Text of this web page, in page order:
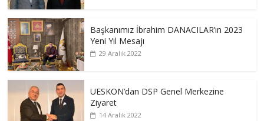
Başkanımız İbrahim DANACILAR’ın 2023
Yeni Yıl Mesajı
29 Aralık 2022
UESKON’dan DSP Genel Merkezine
Ziyaret
14 Aralık 2022